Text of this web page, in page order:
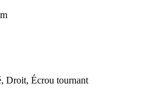
Droit, Écrou tournant